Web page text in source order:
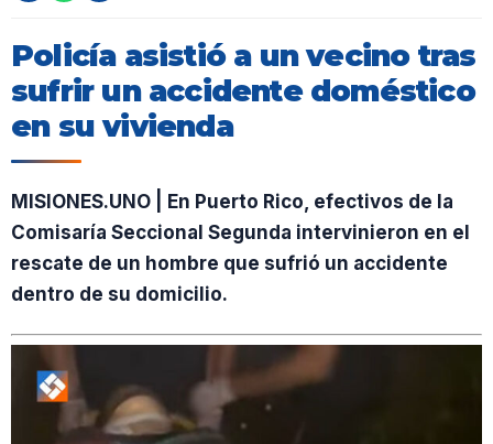
Policía asistió a un vecino tras
sufrir un accidente doméstico
en su vivienda
MISIONES.UNO | En Puerto Rico, efectivos de la
Comisaría Seccional Segunda intervinieron en el
rescate de un hombre que sufrió un accidente
dentro de su domicilio.